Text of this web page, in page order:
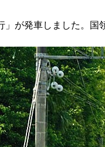
」が発車しました。国